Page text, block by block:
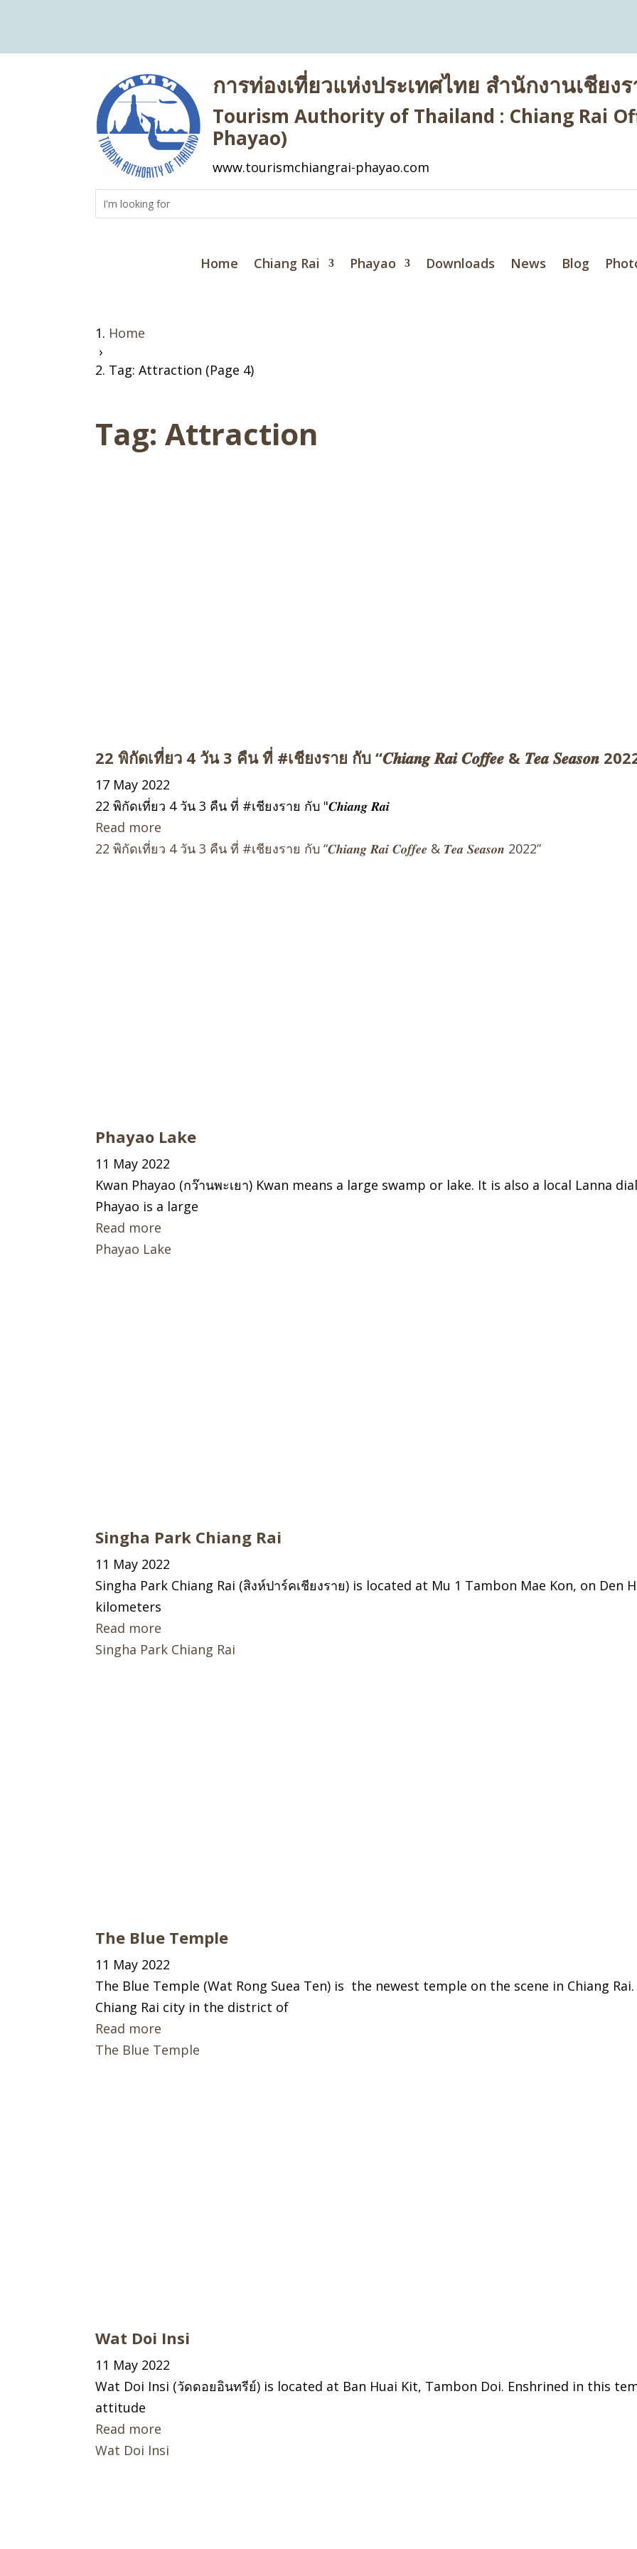
การท่องเที่ยวแห่งประเทศไทย สำนักงานเชียงร
Tourism Authority of Thailand : Chiang Rai
Phayao)
www.tourismchiangrai-phayao.com
Home Chiang Rai Phayao Downloads News Blog
Home
›
Tag: Attraction (Page 4)
Tag:Attraction
22 พิกัดเที่ยว 4 วัน 3 คืน ที่ #เชียงราย กับ “𝑪𝒉𝒊𝒂𝒏𝒈 𝑹𝒂𝒊 𝑪𝒐𝒇𝒇𝒆𝒆 & 𝑻𝒆𝒂 𝑺𝒆𝒂𝒔𝒐𝒏
17 May 2022
22 พิกัดเที่ยว 4 วัน 3 คืน ที่ #เชียงราย กับ "𝑪𝒉𝒊𝒂𝒏𝒈 𝑹𝒂𝒊
Read more
22 พิกัดเที่ยว 4 วัน 3 คืน ที่ #เชียงราย กับ “𝑪𝒉𝒊𝒂𝒏𝒈 𝑹𝒂𝒊 𝑪𝒐𝒇𝒇𝒆𝒆 & 𝑻𝒆𝒂 𝑺𝒆𝒂𝒔𝒐𝒏 2022”
Phayao Lake
11 May 2022
Kwan Phayao (กว๊านพะเยา) Kwan means a large swamp or lake. It is also a local Lanna
Phayao is a large
Read more
Phayao Lake
Singha Park Chiang Rai
11 May 2022
Singha Park Chiang Rai (สิงห์ปาร์คเชียงราย) is located at Mu 1 Tambon Mae Kon, on Den
kilometers
Read more
Singha Park Chiang Rai
The Blue Temple
11 May 2022
The Blue Temple (Wat Rong Suea Ten) is the newest temple on the scene in Chiang
Chiang Rai city in the district of
Read more
The Blue Temple
Wat Doi Insi
11 May 2022
Wat Doi Insi (วัดดอยอินทรีย์) is located at Ban Huai Kit, Tambon Doi. Enshrined in this
attitude
Read more
Wat Doi Insi